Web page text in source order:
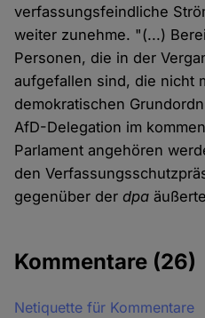
verfassungsfeindliche
weiter zunehme. "(...)
Personen, die in der
aufgefallen sind, die nicht
demokratischen
AfD-Delegation im
Parlament angehören
den
gegenüber derdpa
Kommentare (26)
Netiquette für Kommentare